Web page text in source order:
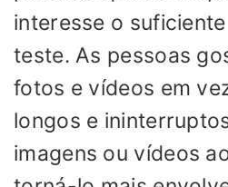
interesse o
teste. As pessoas
fotos e vídeos em
longos e
imagens ou vídeos